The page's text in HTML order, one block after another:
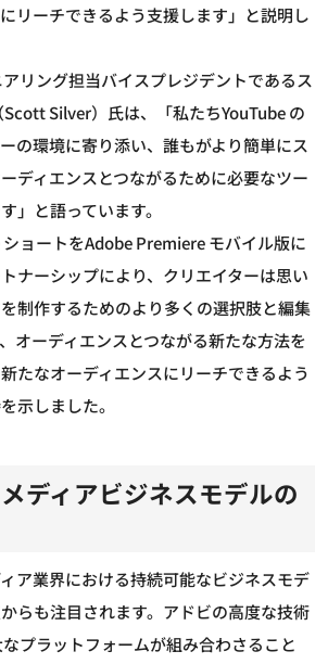
リーチできるよう支援します」と説明し
リング担当バイスプレジデントであるス
Silver）氏は、「私たちYouTube の
の環境に寄り添い、誰もがより簡単にス
ディエンスとつながるために必要なツー
」と語っています。
ョートをAdobe Premiere モバイル版に
ナーシップにより、クリエイターは思い
制作するためのより多くの選択肢と編集
オーディエンスとつながる新たな方法を
たなオーディエンスにリーチできるよう
示しました。
ディアビジネスモデルの
ア業界における持続可能なビジネスモデ
らも注目されます。アドビの高度な技術
プラットフォームが組み合わさること